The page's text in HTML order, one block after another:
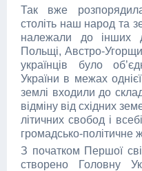
Так вже
століть наш народ та
належали до інших
Польщі, Австро-
українців було
України в межах
землі входили до
відміну від східних
літичних свобод і
громадсько-політичне
З початком Першої
створено Головну